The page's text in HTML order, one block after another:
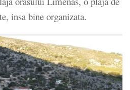
insa bine organizata.